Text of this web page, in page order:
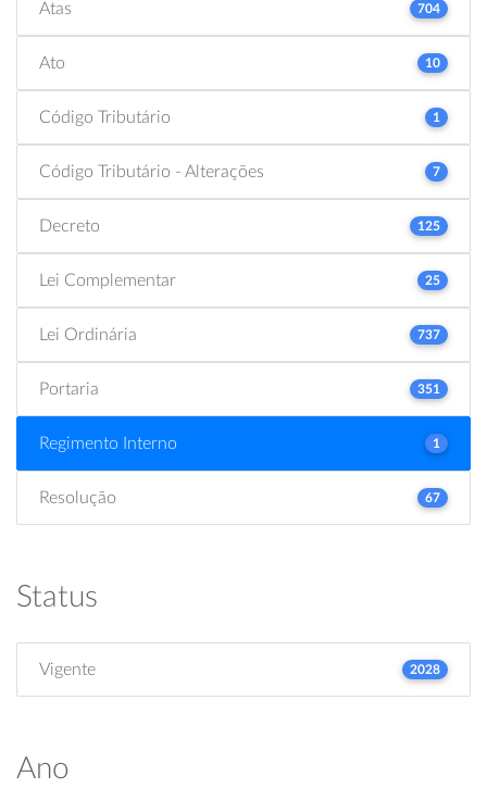
Atas 704
Ato 10
Código Tributário 1
Código Tributário - Alterações 7
Decreto 125
Lei Complementar 25
Lei Ordinária 737
Portaria 351
Regimento Interno 1
Resolução 67
Status
Vigente 2028
Ano